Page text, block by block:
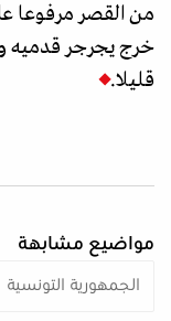
من القصر مرفوعا
خرج يجرجر
قليلا.
مواضيع مشابهة
الجمهورية التونسية